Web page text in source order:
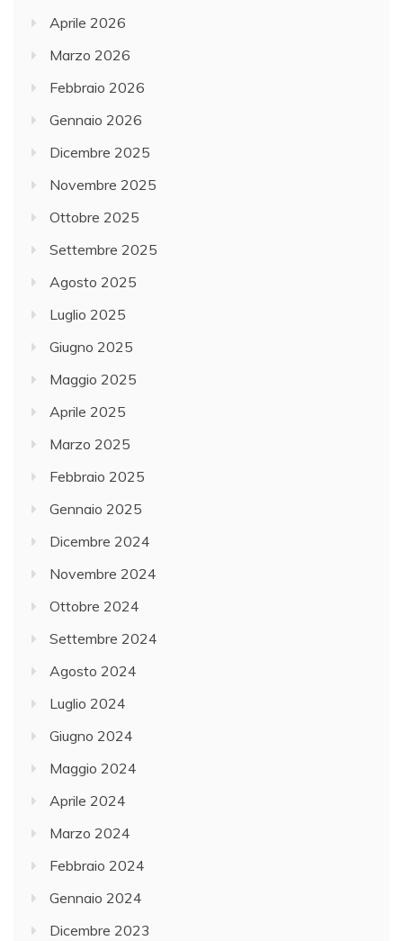
Aprile 2026
Marzo 2026
Febbraio 2026
Gennaio 2026
Dicembre 2025
Novembre 2025
Ottobre 2025
Settembre 2025
Agosto 2025
Luglio 2025
Giugno 2025
Maggio 2025
Aprile 2025
Marzo 2025
Febbraio 2025
Gennaio 2025
Dicembre 2024
Novembre 2024
Ottobre 2024
Settembre 2024
Agosto 2024
Luglio 2024
Giugno 2024
Maggio 2024
Aprile 2024
Marzo 2024
Febbraio 2024
Gennaio 2024
Dicembre 2023